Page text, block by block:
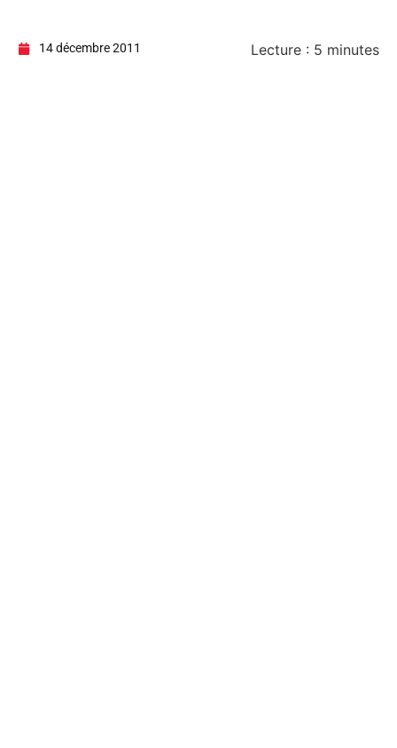
14 décembre 2011 Lecture : 5 minutes